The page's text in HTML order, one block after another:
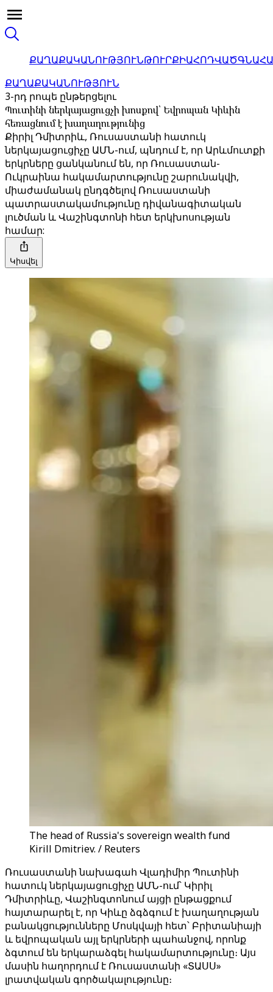
ՔԱՂԱՔԱԿԱՆՈՒԹՅՈՒՆԹՈՒՐՔԻԱՀՈԴՎԱԾ
ՔԱՂԱՔԱԿԱՆՈՒԹՅՈՒՆ
3-րդ րոպե ընթերցելու
Պուտինի ներկայացուցչի խոսքով՝ Եվրոպան Կիևին
հեռացնում է խաղաղությունից
Քիրիլ Դմիտրիև, Ռուսաստանի հատուկ
ներկայացուցիչը ԱՄՆ-ում, պնդում է, որ Արևմուտքի
երկրները ցանկանում են, որ Ռուսաստան-
Ուկրաինա հակամարտությունը շարունակվի,
միաժամանակ ընդգծելով Ռուսաստանի
պատրաստակամությունը դիվանագիտական
լուծման և Վաշինգտոնի հետ երկխոսության
համար:
Կիսվել
The head of Russia's sovereign wealth fund
Kirill Dmitriev. / Reuters
Ռուսաստանի նախագահ Վլադիմիր Պուտինի
հատուկ ներկայացուցիչը ԱՄՆ-ում՝ Կիրիլ
Դմիտրիևը, Վաշինգտոնում այցի ընթացքում
հայտարարել է, որ Կիևը ձգձգում է խաղաղության
բանակցությունները Մոսկվայի հետ՝ Բրիտանիայի
և եվրոպական այլ երկրների պահանջով, որոնք
ձգտում են երկարաձգել հակամարտությունը։ Այս
մասին հաղորդում է Ռուսաստանի «ՏԱՍՍ»
լրատվական գործակալությունը։